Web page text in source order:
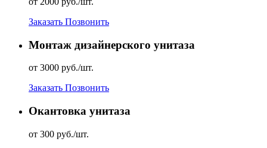
Заказать Позвонить
Монтаж дизайнерского унитаза
от 3000 руб./шт.
Заказать Позвонить
Окантовка унитаза
от 300 руб./шт.